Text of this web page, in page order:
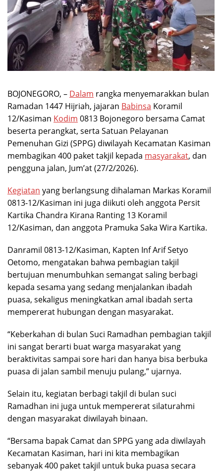
BOJONEGORO, – Dalam rangka menyemarakkan bulan
Ramadan 1447 Hijriah, jajaran Babinsa Koramil
12/Kasiman Kodim 0813 Bojonegoro bersama Camat
beserta perangkat, serta Satuan Pelayanan
Pemenuhan Gizi (SPPG) diwilayah Kecamatan Kasiman
membagikan 400 paket takjil kepada masyarakat, dan
pengguna jalan, Jum’at (27/2/2026).
Kegiatan yang berlangsung dihalaman Markas Koramil
0813-12/Kasiman ini juga diikuti oleh anggota Persit
Kartika Chandra Kirana Ranting 13 Koramil
12/Kasiman, dan anggota Pramuka Saka Wira Kartika.
Danramil 0813-12/Kasiman, Kapten Inf Arif Setyo
Oetomo, mengatakan bahwa pembagian takjil
bertujuan menumbuhkan semangat saling berbagi
kepada sesama yang sedang menjalankan ibadah
puasa, sekaligus meningkatkan amal ibadah serta
mempererat hubungan dengan masyarakat.
“Keberkahan di bulan Suci Ramadhan pembagian takjil
ini sangat berarti buat warga masyarakat yang
beraktivitas sampai sore hari dan hanya bisa berbuka
puasa di jalan sambil menuju pulang,” ujarnya.
Selain itu, kegiatan berbagi takjil di bulan suci
Ramadhan ini juga untuk mempererat silaturahmi
dengan masyarakat diwilayah binaan.
“Bersama bapak Camat dan SPPG yang ada diwilayah
Kecamatan Kasiman, hari ini kita membagikan
sebanyak 400 paket takjil untuk buka puasa secara